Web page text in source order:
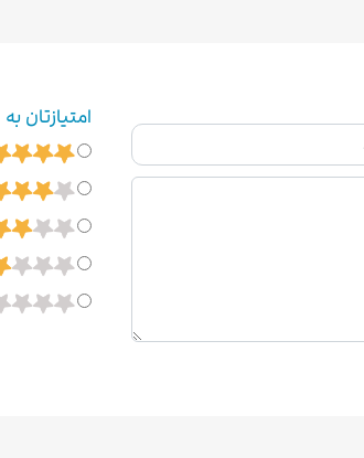
امتیازتان